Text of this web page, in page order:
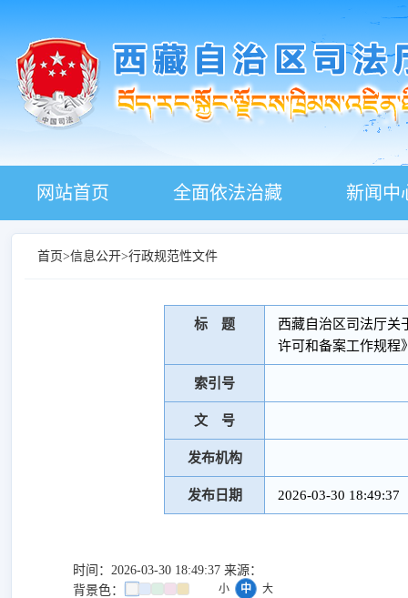
网站首页 全面依法治藏 新闻中
首页>信息公开>行政规范性文件
标 题
西藏自治区司法厅关
许可和备案工作规程
索引号
文 号
发布机构
发布日期 2026-03-30 18:49:37
时间：2026-03-30 18:49:37 来源：
背景色：
小 中 大